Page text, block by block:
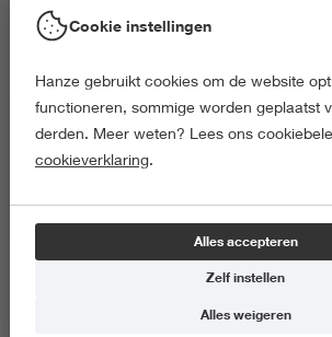
Vital4all
Onderzoeksproject
Cookie instellingen
Hanze gebruikt cookies om de website
functioneren, sommige worden geplaatst
derden. Meer weten? Lees ons
cookieverklaring.
Alles accepteren
Zelf instellen
Alles weigeren